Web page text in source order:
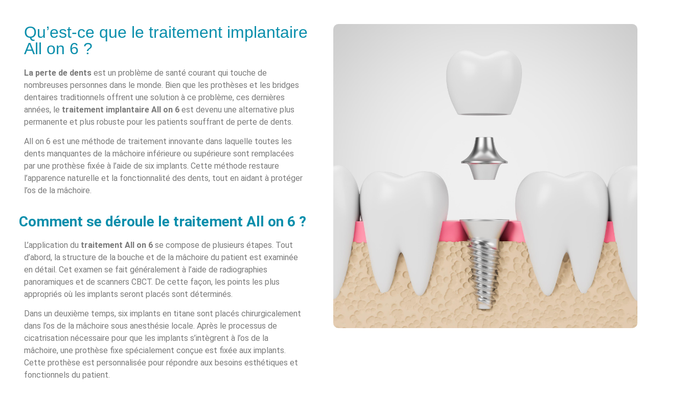
Qu’est-ce que le traitement implantaire
All on 6 ?
La perte de dents est un problème de santé courant qui touche de
nombreuses personnes dans le monde. Bien que les prothèses et les bridges
dentaires traditionnels offrent une solution à ce problème, ces dernières
années, le traitement implantaire All on 6 est devenu une alternative plus
permanente et plus robuste pour les patients souffrant de perte de dents.
All on 6 est une méthode de traitement innovante dans laquelle toutes les
dents manquantes de la mâchoire inférieure ou supérieure sont remplacées
par une prothèse fixée à l’aide de six implants. Cette méthode restaure
l’apparence naturelle et la fonctionnalité des dents, tout en aidant à protéger
l’os de la mâchoire.
Comment se déroule le traitement All on 6 ?
L’application du traitement All on 6 se compose de plusieurs étapes. Tout
d’abord, la structure de la bouche et de la mâchoire du patient est examinée
en détail. Cet examen se fait généralement à l’aide de radiographies
panoramiques et de scanners CBCT. De cette façon, les points les plus
appropriés où les implants seront placés sont déterminés.
Dans un deuxième temps, six implants en titane sont placés chirurgicalement
dans l’os de la mâchoire sous anesthésie locale. Après le processus de
cicatrisation nécessaire pour que les implants s’intègrent à l’os de la
mâchoire, une prothèse fixe spécialement conçue est fixée aux implants.
Cette prothèse est personnalisée pour répondre aux besoins esthétiques et
fonctionnels du patient.